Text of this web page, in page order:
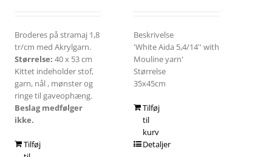
Broderes på stramaj 1,8
tr/cm med Akrylgarn.
Størrelse: 40 x 53 cm
Kittet indeholder stof,
garn, nål , mønster og
ringe til gaveophæng.
Beslag medfølger
ikke.
Tilføj
Beskrivelse
'White Aida 5,4/14'' with
Mouline yarn'
Størrelse
35x45cm
Tilføj
til
kurv
Detaljer